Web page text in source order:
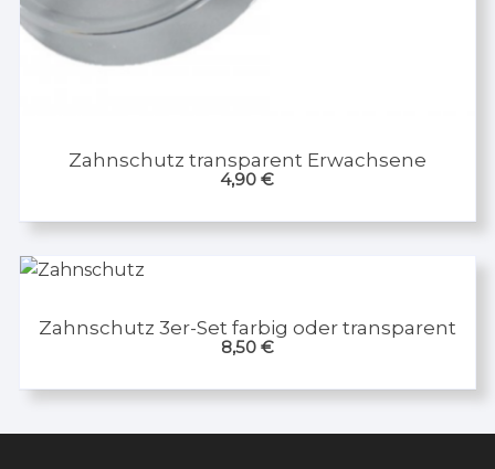
Zahnschutz transparent Erwachsene
4,90€
Zahnschutz 3er-Set farbig oder transparent
8,50 €